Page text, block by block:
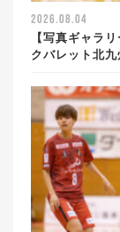
2026.08.04
【写真ギャラ
クバレット北